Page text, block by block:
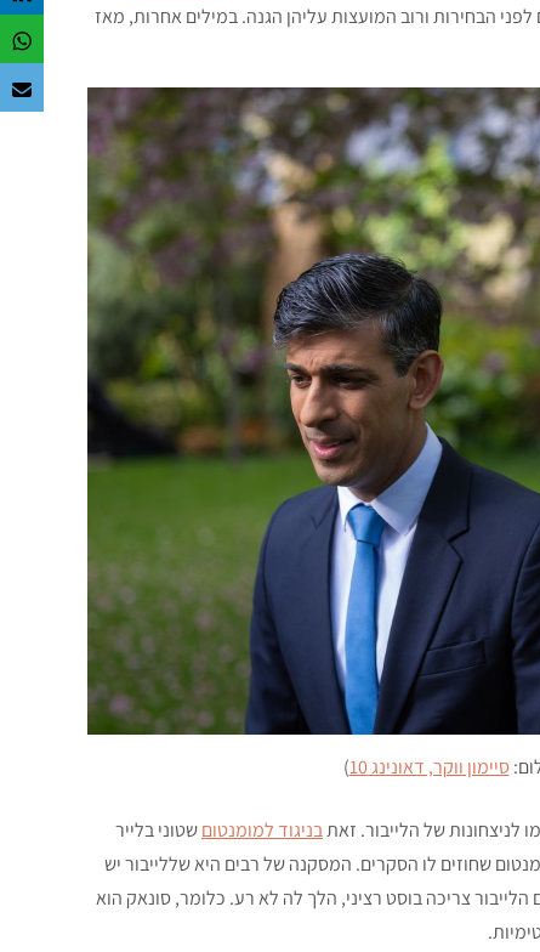
הבחירות ורוב המועצות עליהן הגנה. במילים אחרות, מאז
סיימון ווקר, דאונינג 10 )
של הלייבור. זאתבניגוד למומנטוםשטוני בלייר
בשנים שקדמו לבחירות 1997, ובניגוד למומנטום שחוזים לו הסקרים. המסקנה של רבים היא שללייבור יש
צריכה בוסט רציני, הלך לה לא רע. כלומר, סונאק הוא